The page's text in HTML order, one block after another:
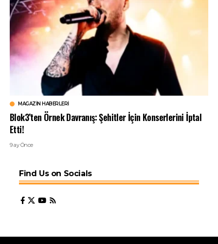
MAGAZIN HABERLERI
Blok3’ten Örnek Davranış: Şehitler İçin Konserlerini İptal
Etti!
9 ay Önce
Find Us on Socials